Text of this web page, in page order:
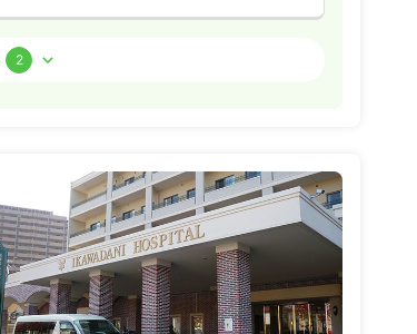
一時募集休止
2